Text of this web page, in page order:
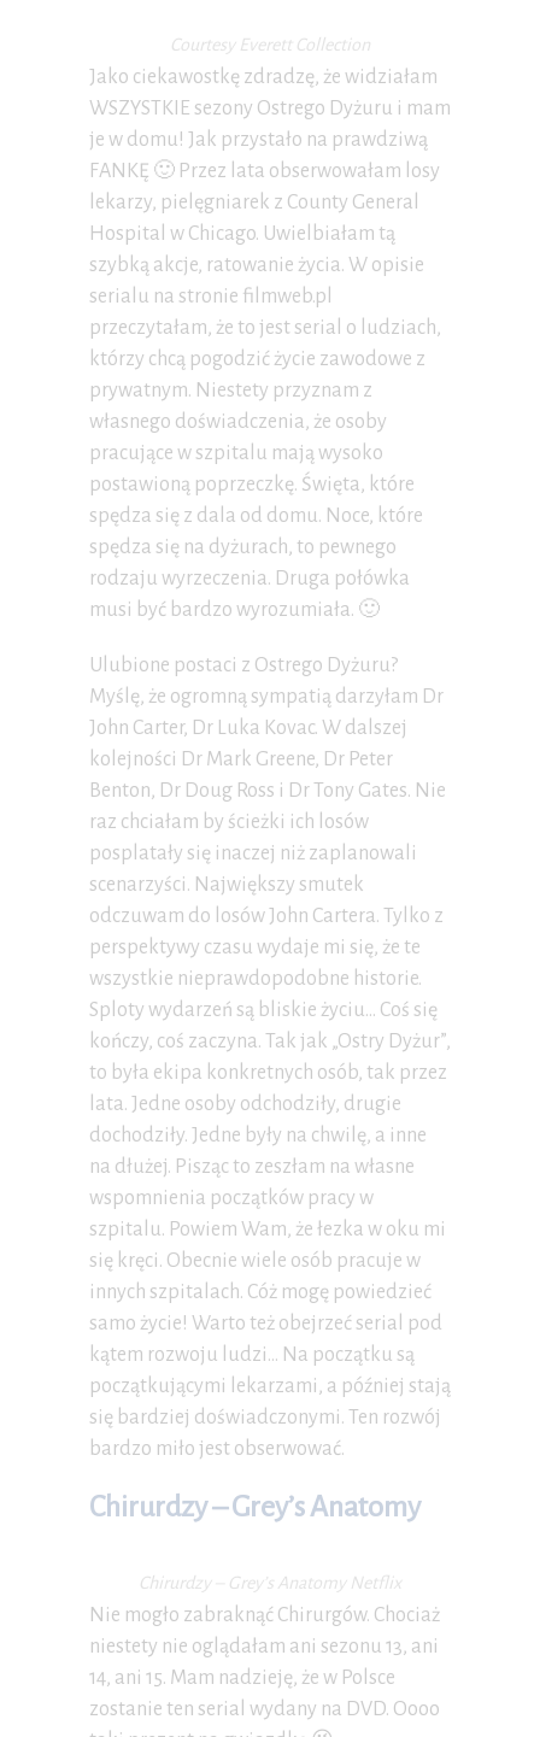
Courtesy Everett Collection
Jako ciekawostkę zdradzę, że widziałam
WSZYSTKIE sezony Ostrego Dyżuru i mam
je w domu! Jak przystało na prawdziwą
FANKĘ 🙂 Przez lata obserwowałam losy
lekarzy, pielęgniarek z County General
Hospital w Chicago. Uwielbiałam tą
szybką akcje, ratowanie życia. W opisie
serialu na stronie filmweb.pl
przeczytałam, że to jest serial o ludziach,
którzy chcą pogodzić życie zawodowe z
prywatnym. Niestety przyznam z
własnego doświadczenia, że osoby
pracujące w szpitalu mają wysoko
postawioną poprzeczkę. Święta, które
spędza się z dala od domu. Noce, które
spędza się na dyżurach, to pewnego
rodzaju wyrzeczenia. Druga połówka
musi być bardzo wyrozumiała. 🙂
Ulubione postaci z Ostrego Dyżuru?
Myślę, że ogromną sympatią darzyłam Dr
John Carter, Dr Luka Kovac. W dalszej
kolejności Dr Mark Greene, Dr Peter
Benton, Dr Doug Ross i Dr Tony Gates. Nie
raz chciałam by ścieżki ich losów
posplatały się inaczej niż zaplanowali
scenarzyści. Największy smutek
odczuwam do losów John Cartera. Tylko z
perspektywy czasu wydaje mi się, że te
wszystkie nieprawdopodobne historie.
Sploty wydarzeń są bliskie życiu… Coś się
kończy, coś zaczyna. Tak jak „Ostry Dyżur”,
to była ekipa konkretnych osób, tak przez
lata. Jedne osoby odchodziły, drugie
dochodziły. Jedne były na chwilę, a inne
na dłużej. Pisząc to zeszłam na własne
wspomnienia początków pracy w
szpitalu. Powiem Wam, że łezka w oku mi
się kręci. Obecnie wiele osób pracuje w
innych szpitalach. Cóż mogę powiedzieć
samo życie! Warto też obejrzeć serial pod
kątem rozwoju ludzi… Na początku są
początkującymi lekarzami, a później stają
się bardziej doświadczonymi. Ten rozwój
bardzo miło jest obserwować.
Chirurdzy – Grey’s Anatomy
Chirurdzy – Grey’s Anatomy Netflix
Nie mogło zabraknąć Chirurgów. Chociaż
niestety nie oglądałam ani sezonu 13, ani
14, ani 15. Mam nadzieję, że w Polsce
zostanie ten serial wydany na DVD. Oooo